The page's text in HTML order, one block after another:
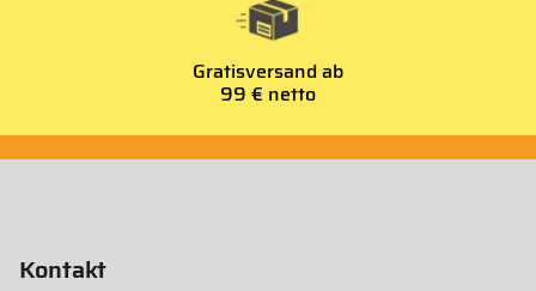
Gratisversand ab
99 € netto
Kontakt